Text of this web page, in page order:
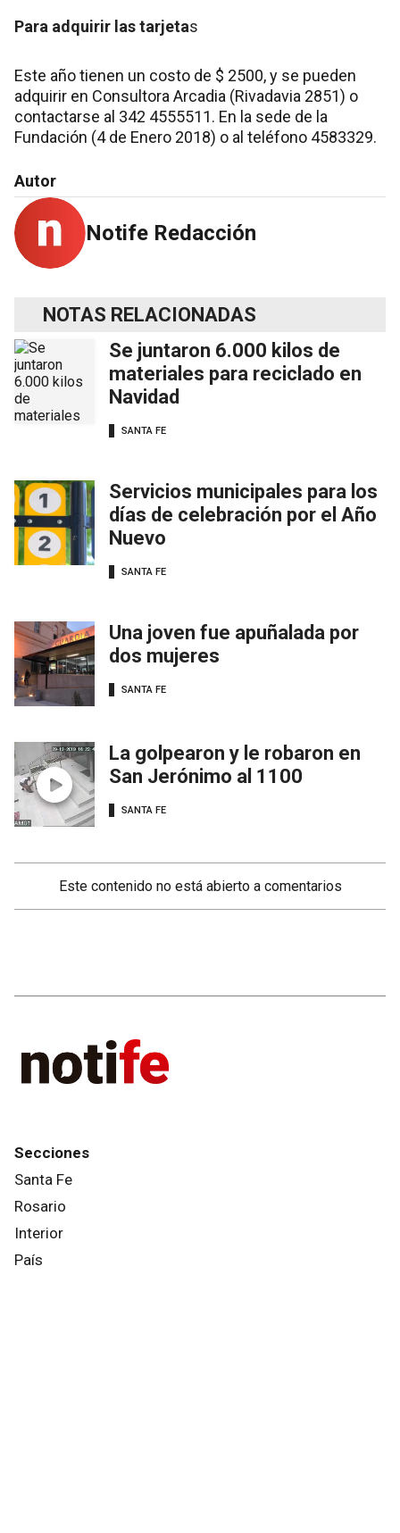
Para adquirir las tarjetas
Este año tienen un costo de $ 2500, y se pueden
adquirir en Consultora Arcadia (Rivadavia 2851) o
contactarse al 342 4555511. En la sede de la
Fundación (4 de Enero 2018) o al teléfono 4583329.
Autor
Notife Redacción
NOTAS RELACIONADAS
Se juntaron 6.000 kilos de
materiales para reciclado en
Navidad
SANTA FE
Servicios municipales para los
días de celebración por el Año
Nuevo
SANTA FE
Una joven fue apuñalada por
dos mujeres
SANTA FE
La golpearon y le robaron en
San Jerónimo al 1100
SANTA FE
Este contenido no está abierto a comentarios
Secciones
Santa Fe
Rosario
Interior
País